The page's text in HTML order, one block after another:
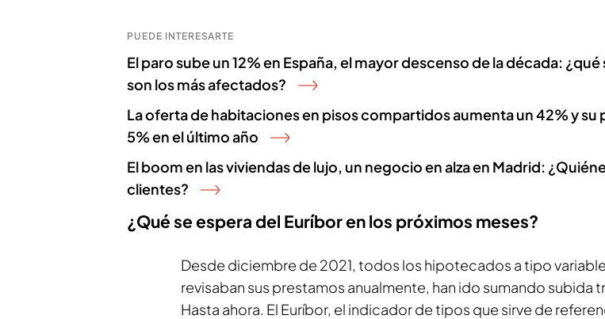
PUEDE INTERESARTE
El paro sube un 12% en España, el mayor descenso de la década:
son los más afectados?
La oferta de habitaciones en pisos compartidos aumenta un 42% y su
5% en el último año
El boom en las viviendas de lujo, un negocio en alza en Madrid:
clientes?
¿Qué se espera del Euríbor en los próximos meses?
Desde diciembre de 2021, todos los hipotecados a tipo
revisaban sus prestamos anualmente, han ido sumando subida
Hasta ahora. El Euríbor, el indicador de tipos que sirve de